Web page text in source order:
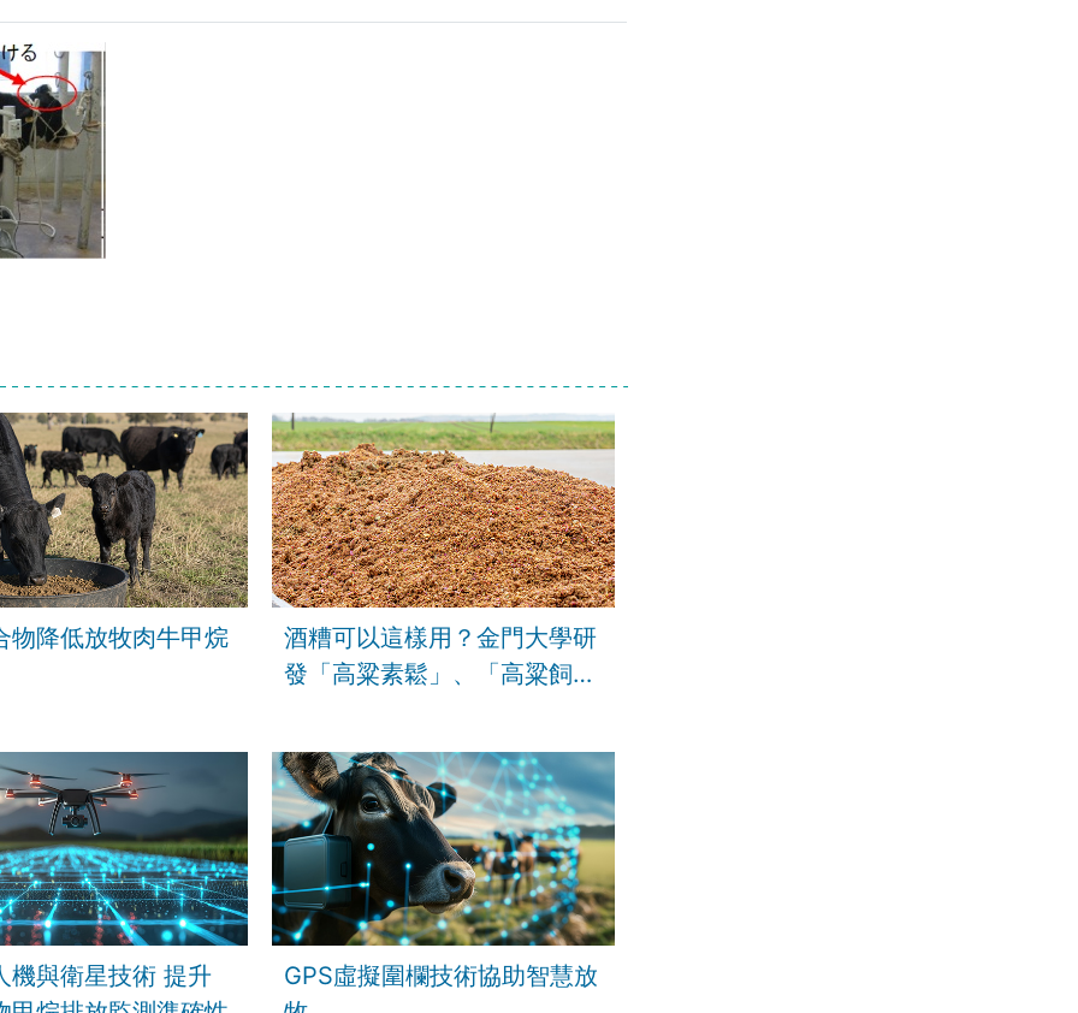
物降低放牧肉牛甲烷
酒糟可以這樣用？金門大學研
發「高粱素鬆」、「高粱飼
機與衛星技術 提升
GPS虛擬圍欄技術協助智慧放